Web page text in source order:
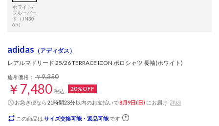
ホワイト/
ブルーバー
ド（JN30
65）
adidas （アディダス）
レアルマドリード 25/26 TERRACE ICON ポロシャツ 長袖(ホワイト)
通常価格： ￥9,350
￥7,480 税込 20%OFF
お急ぎ便なら21時間23分以内のお支払いで8月9日(日) にお届け 詳細
この商品は サイズ交換可能・返品可能です